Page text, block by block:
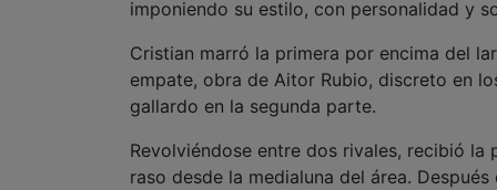
imponiendo su estilo, con personalidad y
Cristian marró la primera por encima del
empate, obra de Aitor Rubio, discreto en
gallardo en la segunda parte.
Revolviéndose entre dos rivales, recibió
raso desde la medialuna del área.